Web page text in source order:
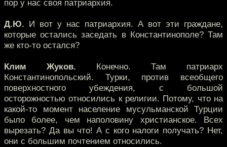
пор у нас своя патриархия.
Д.Ю. И вот у нас патриархия. А вот эти граждане,
которые остались заседать в Константинополе? Там
же кто-то остался?
Клим Жуков. Конечно. Там патриарх
Константинопольский. Турки, против всеобщего
поверхностного убеждения, с большой
осторожностью относились к религии. Потому, что на
какой-то момент население мусульманской Турции
было более, чем наполовину христианское. Всех
вырезать? Да вы что! А с кого налоги получать? Нет,
они с большим почтением относились.